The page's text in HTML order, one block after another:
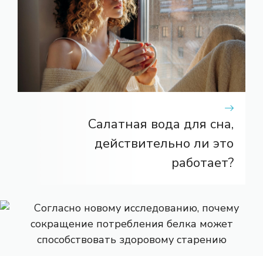
Салатная вода для сна,
действительно ли это
работает?